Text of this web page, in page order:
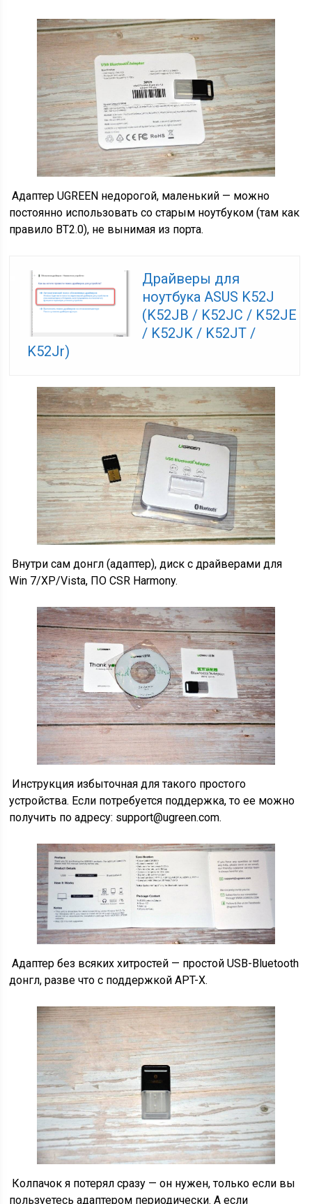
Адаптер UGREEN недорогой, маленький — можно
постоянно использовать со старым ноутбуком (там как
правило BT2.0), не вынимая из порта.
Драйверы для
ноутбука ASUS K52J
(K52JB / K52JC / K52JE
/ K52JK / K52JT /
K52Jr)
Внутри сам донгл (адаптер), диск с драйверами для
Win 7/XP/Vista, ПО CSR Harmony.
Инструкция избыточная для такого простого
устройства. Если потребуется поддержка, то ее можно
получить по адресу: support@ugreen.com.
Адаптер без всяких хитростей — простой USB-Bluetooth
донгл, разве что с поддержкой APT-X.
Колпачок я потерял сразу — он нужен, только если вы
пользуетесь адаптером периодически. А если